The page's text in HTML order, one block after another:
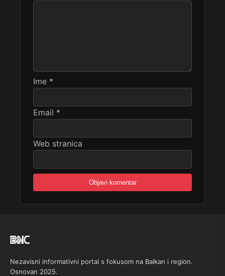
Ime *
Email *
Web stranica
Nezavisni informativni portal s fokusom na Balkan i region.
Osnovan 2025.